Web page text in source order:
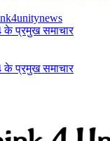
प्रमुख समाचार
प्रमुख समाचार